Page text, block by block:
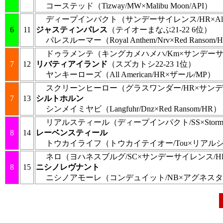
コーステッド
（Tizway/MW×Malibu Moon/API）
6 11
ディープインパクト
（サンデーサイレンス/
ジャスティンパレス （テイオーまなぶ21-22 6位）
パレスルーマー （Royal Anthem/Nrv×Red Ransom/
7 12
ドゥラメンテ （キングカメハメハ/Km×サンデー
リバティアイランド （スズカトシ22-23 1位）
ヤンキーローズ （All American/HR×ザール/MP）
7 13
スクリーンヒーロー （グラスワンダー/HR×サン
シルトホルン
シンメイミヤビ （Langfuhr/Dnz×Red Ransom/HR）
8 14
リアルスティール （ディープインパクト/
レーベンスティール
トウカイライフ
（トウカイテイオー/Tou×リアル
8 15
ネロ
（ヨハネスブルグ/SC×サンデーサイレンス/
ニシノレヴナント
ニシノアモーレ
（コンデュイット/NB×アグネス